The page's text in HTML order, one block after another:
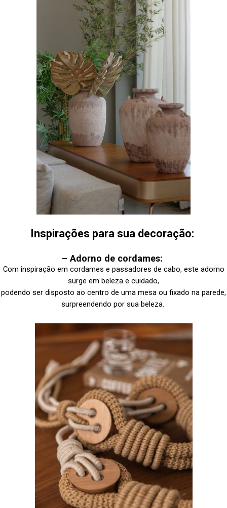
Inspirações para sua decoração:
– Adorno de cordames:
Com inspiração em cordames e passadores de cabo, este adorno
surge em beleza e cuidado,
podendo ser disposto ao centro de uma mesa ou fixado na parede,
surpreendendo por sua beleza.